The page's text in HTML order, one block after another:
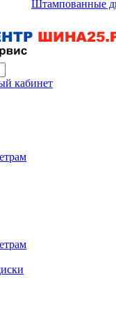
Штампованные
кабинет